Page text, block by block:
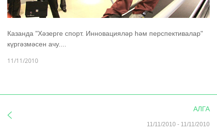
Казанда "Хәзерге спорт. Инновацияләр һәм перспективалар"
күргәзмәсен ачу....
11/11/2010
АЛГА
11/11/2010 - 11/11/2010